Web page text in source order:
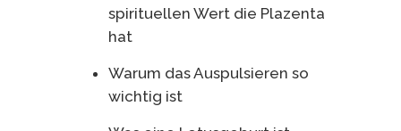
spirituellen Wert die Plazenta
hat
Warum das Auspulsieren so
wichtig ist